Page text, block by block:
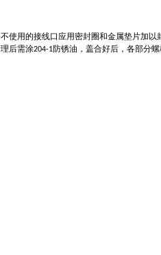
使用的接线口应用密封圈和金属垫片加以
后需涂204-1防锈油，盖合好后，各部分